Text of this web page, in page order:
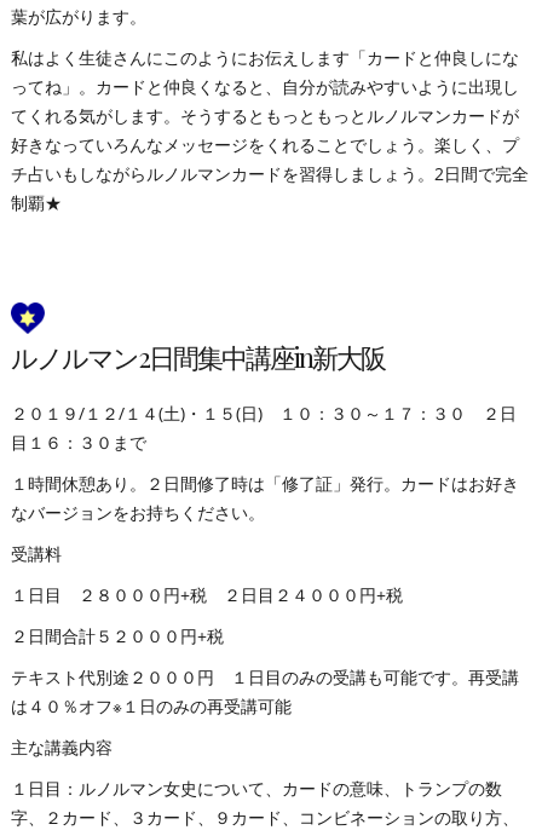
葉が広がります。
私はよく生徒さんにこのようにお伝えします「カードと仲良しにな
ってね」。カードと仲良くなると、自分が読みやすいように出現し
てくれる気がします。そうするともっともっとルノルマンカードが
好きなっていろんなメッセージをくれることでしょう。楽しく、プ
チ占いもしながらルノルマンカードを習得しましょう。2日間で完全
制覇★
ルノルマン2日間集中講座in新大阪
２０１９/１２/１４(土)・１５(日) １０：３０～１７：３０ ２日
目１６：３０まで
１時間休憩あり。２日間修了時は「修了証」発行。カードはお好き
なバージョンをお持ちください。
受講料
１日目 ２８０００円+税 ２日目２４０００円+税
２日間合計５２０００円+税
テキスト代別途２０００円 １日目のみの受講も可能です。再受講
は４０％オフ※１日のみの再受講可能
主な講義内容
１日目：ルノルマン女史について、カードの意味、トランプの数
字、２カード、３カード、９カード、コンビネーションの取り方、